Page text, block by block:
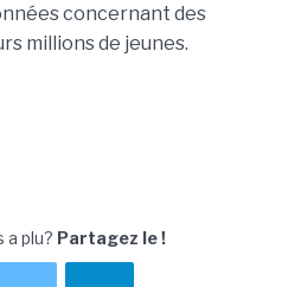
concernant des
millions de jeunes.
a plu? Partagez le !